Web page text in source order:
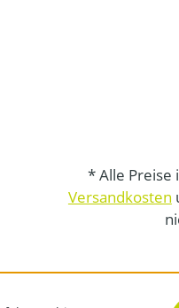
* Alle Preise
Versandkosten